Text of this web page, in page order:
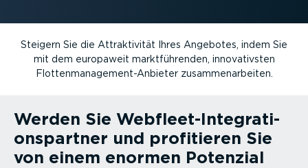
Steigern Sie die Attrak­ti­vität Ihres Angebotes, indem Sie
mit dem europaweit markt­füh­renden, innova­tivsten
Flotten­management-Anbieter zusam­men­ar­beiten.
Werden Sie Webfleet-Inte­gra­ti­
ons­partner und profitieren Sie
von einem enormen Potenzial